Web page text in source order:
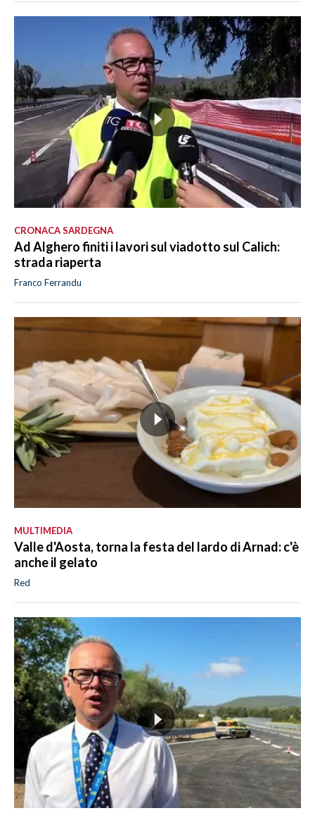
CRONACA SARDEGNA
Ad Alghero finiti i lavori sul viadotto sul Calich:
strada riaperta
Franco Ferrandu
MULTIMEDIA
Valle d'Aosta, torna la festa del lardo di Arnad: c'è
anche il gelato
Red